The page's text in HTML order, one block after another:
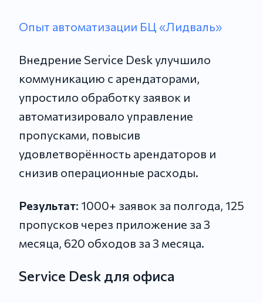
Опыт автоматизации БЦ «Лидваль»
Внедрение Service Desk улучшило
коммуникацию с арендаторами,
упростило обработку заявок и
автоматизировало управление
пропусками, повысив
удовлетворённость арендаторов и
снизив операционные расходы.
Результат: 1000+ заявок за полгода, 125
пропусков через приложение за 3
месяца, 620 обходов за 3 месяца.
Service Desk для офиса